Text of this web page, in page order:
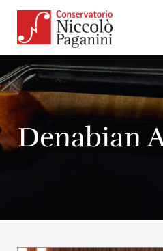
Denabian